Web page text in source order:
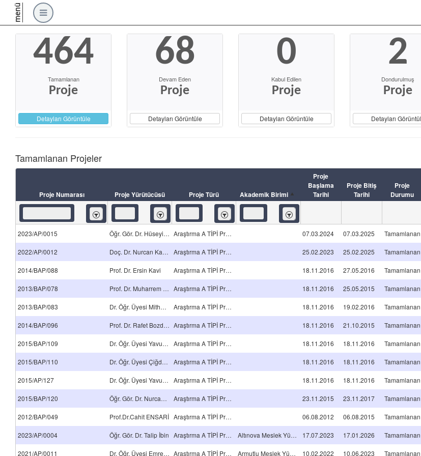
menü
464
Tamamlanan
Proje
Detayları Görüntüle
68
Devam Eden
Proje
Detayları Görüntüle
0
Kabul Edilen
Proje
Detayları Görüntüle
2
Dondurulmuş
Proje
Detayları
Tamamlanan Projeler
Proje Numarası Proje Yürütücüsü Proje Türü Akademik Birimi
Proje
Başlama
Tarihi
Proje Bitiş
Tarihi
Proje
Durumu
İçeren İçeren İçeren İçeren
2023/AP/0015 Öğr. Gör. Dr. Hüseyin Çağdaş Aslan Araştırma A TİPİ Projeleri 07.03.2024 07.03.2025 Tamamlanan
2022/AP/0012 Doç. Dr. Nurcan Karaca Araştırma A TİPİ Projeleri 25.02.2023 25.02.2025 Tamamlanan
2014/BAP/088 Prof. Dr. Ersin Kavi Araştırma A TİPİ Projeleri 18.11.2016 27.05.2016 Tamamlanan
2013/BAP/078 Prof. Dr. Muharrem Es Araştırma A TİPİ Projeleri 18.11.2016 25.05.2015 Tamamlanan
2013/BAP/083 Dr. Öğr. Üyesi Mithat Çelebi Araştırma A TİPİ Projeleri 18.11.2016 19.02.2016 Tamamlanan
2014/BAP/096 Prof. Dr. Rafet Bozdoğan Araştırma A TİPİ Projeleri 18.11.2016 21.10.2015 Tamamlanan
2015/BAP/109 Dr. Öğr. Üyesi Yavuz Delice Araştırma A TİPİ Projeleri 18.11.2016 18.11.2016 Tamamlanan
2015/BAP/110 Dr. Öğr. Üyesi Çiğdem Avcı Karataş Araştırma A TİPİ Projeleri 18.11.2016 18.11.2016 Tamamlanan
2015/AP/127 Dr. Öğr. Üyesi Yavuz Delice Araştırma A TİPİ Projeleri 18.11.2016 18.11.2016 Tamamlanan
2015/BAP/120 Öğr. Gör. Dr. Nurcan Karaca Araştırma A TİPİ Projeleri 23.11.2015 23.11.2017 Tamamlanan
2012/BAP/049 Prof.Dr.Cahit ENSARİ Araştırma A TİPİ Projeleri 06.08.2012 06.08.2015 Tamamlanan
2023/AP/0004 Öğr. Gör. Dr. Talip İbin Araştırma A TİPİ Projeleri Altınova Meslek Yüksekokulu 17.07.2023 17.01.2026 Tamamlanan
2021/AP/0011 Dr. Öğr. Üyesi Emre Kabil Araştırma A TİPİ Projeleri Armutlu Meslek Yüksekokulu 10.02.2022 10.06.2023 Tamamlanan